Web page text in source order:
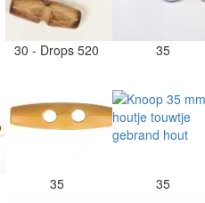
30 - Drops 520 35
35 35